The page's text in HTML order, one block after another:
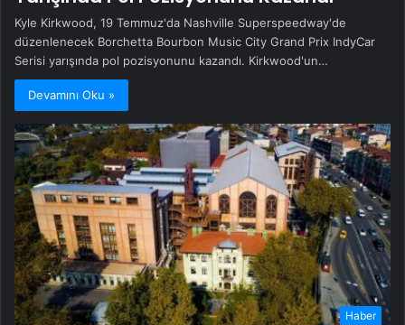
Kyle Kirkwood, 19 Temmuz'da Nashville Superspeedway'de
düzenlenecek Borchetta Bourbon Music City Grand Prix IndyCar
Serisi yarışında pol pozisyonunu kazandı. Kirkwood'un…
Devamını Oku »
Haber